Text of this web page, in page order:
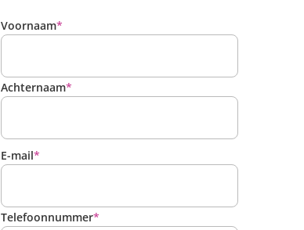
Voornaam*
Achternaam*
E-mail*
Telefoonnummer*